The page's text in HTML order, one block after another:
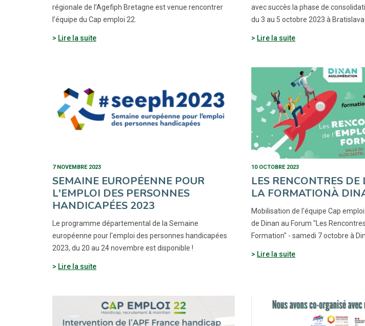
régionale de l’Agefiph Bretagne est venue rencontrer
l’équipe du Cap emploi 22.
Lire la suite
avec succès la phase de
du 3 au 5 octobre 2023 à Bratislava
Lire la suite
7 NOVEMBRE 2023
SEMAINE EUROPÉENNE POUR
L'EMPLOI DES PERSONNES
HANDICAPÉES 2023
Le programme départemental de la Semaine
européenne pour l'emploi des personnes handicapées
2023, du 20 au 24 novembre est disponible !
Lire la suite
10 OCTOBRE 2023
LES RENCONTRES
LA FORMATIONÀ
Mobilisation de l'équipe Cap
de Dinan au Forum "Les
Formation" - samedi 7 octobre à
Lire la suite